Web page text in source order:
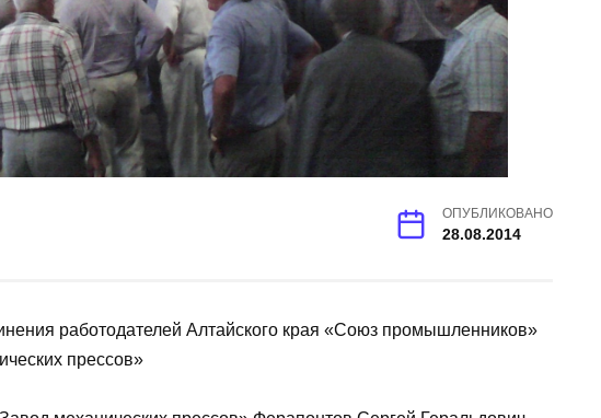
ОПУБЛИКОВАНО
28.08.2014
работодателей Алтайского края «Союз промышленников»
прессов»